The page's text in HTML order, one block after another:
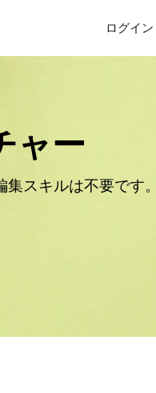
ログイン
ャー
スキルは不要です。